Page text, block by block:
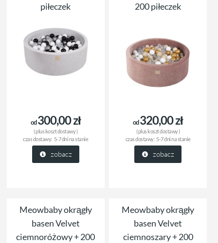
piłeczek
od300,00 zł
( plus koszt dostawy)
czas dostawy: 5-7 dni na stanie
zobacz
200 piłeczek
od320,00 zł
( plus koszt dostawy)
czas dostawy: 5-7 dni na stanie
zobacz
Meowbaby okrągły
basen Velvet
ciemnoróżowy + 200
Meowbaby okrągły
basen Velvet
ciemnoszary + 200